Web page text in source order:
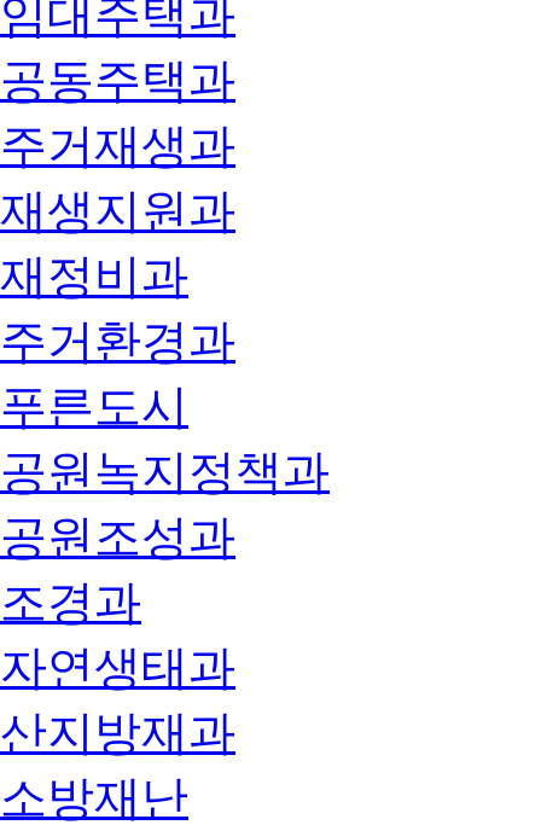
임대주택과
공동주택과
주거재생과
재생지원과
재정비과
주거환경과
푸른도시
공원녹지정책과
공원조성과
조경과
자연생태과
산지방재과
소방재난